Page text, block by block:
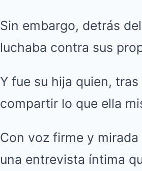
Sin embargo, detrás
luchaba contra sus
Y fue su hija quien,
compartir lo que ella
Con voz firme y
una entrevista íntima